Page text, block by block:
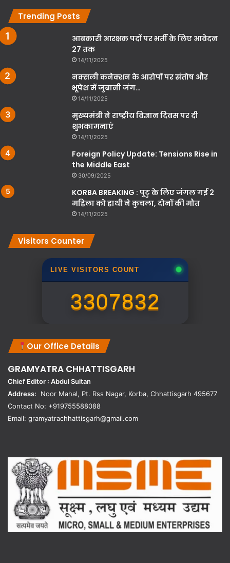
Trending Posts
आबकारी आरक्षक पदों पर भर्ती के लिए आवेदन
27 तक
14/11/2025
नक्सली कनेक्शन के आरोपों पर संतोष और
भूपेश में जुबानी जंग…
14/11/2025
मुख्यमंत्री ने राष्ट्रीय विज्ञान दिवस पर दी
शुभकामनाएं
14/11/2025
Foreign Policy Update: Tensions Rise in
the Middle East
30/09/2025
KORBA BREAKING : पुटु के लिए जंगल गई 2
महिला को हाथी ने कुचला, दोनों की मौत
14/11/2025
Visitors Counter
LIVE VISITORS COUNT
3307832
Our Office Details
GRAMYATRA CHHATTISGARH
Chief Editor : Abdul Sultan
Address: Noor Mahal, Pt. Rss Nagar, Korba, Chhattisgarh 495677
Contact No: +919755588088
Email: gramyatrachhattisgarh@gmail.com